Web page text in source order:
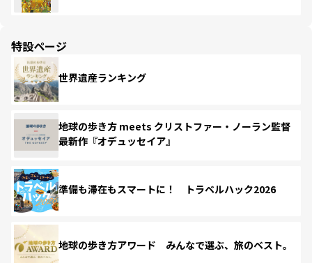
特設ページ
世界遺産ランキング
地球の歩き方 meets クリストファー・ノーラン監督
最新作『オデュッセイア』
準備も滞在もスマートに！ トラベルハック2026
地球の歩き方アワード みんなで選ぶ、旅のベスト。